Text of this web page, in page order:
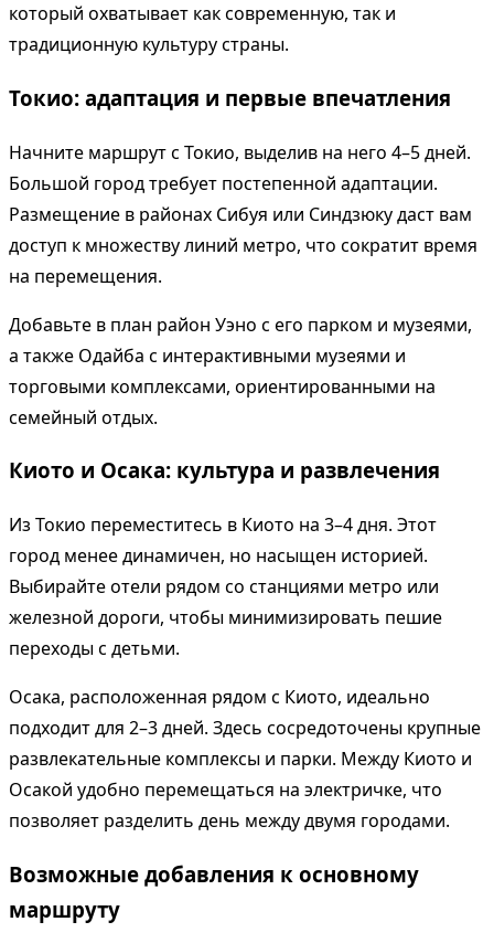
который охватывает как современную, так и
традиционную культуру страны.
Токио: адаптация и первые впечатления
Начните маршрут с Токио, выделив на него 4–5 дней.
Большой город требует постепенной адаптации.
Размещение в районах Сибуя или Синдзюку даст вам
доступ к множеству линий метро, что сократит время
на перемещения.
Добавьте в план район Уэно с его парком и музеями,
а также Одайба с интерактивными музеями и
торговыми комплексами, ориентированными на
семейный отдых.
Киото и Осака: культура и развлечения
Из Токио переместитесь в Киото на 3–4 дня. Этот
город менее динамичен, но насыщен историей.
Выбирайте отели рядом со станциями метро или
железной дороги, чтобы минимизировать пешие
переходы с детьми.
Осака, расположенная рядом с Киото, идеально
подходит для 2–3 дней. Здесь сосредоточены крупные
развлекательные комплексы и парки. Между Киото и
Осакой удобно перемещаться на электричке, что
позволяет разделить день между двумя городами.
Возможные добавления к основному
маршруту